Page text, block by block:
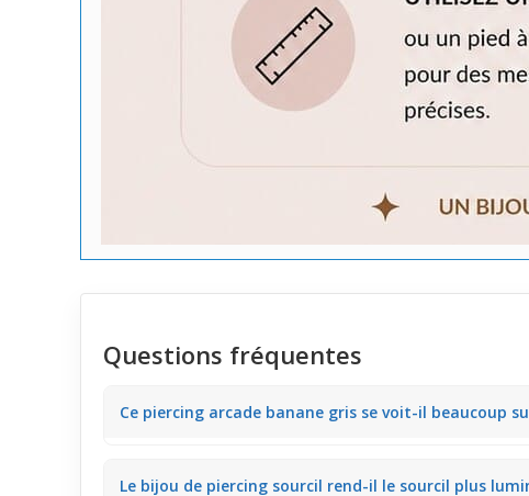
Questions fréquentes
Ce piercing arcade banane gris se voit-il beaucoup
pour un look subtil au quotidien.
Le bijou de piercing sourcil rend-il le sourcil plus